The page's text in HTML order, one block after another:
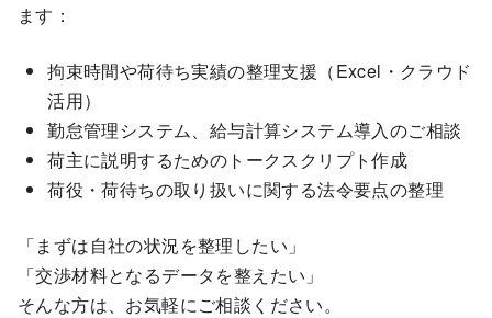
ます：
拘束時間や荷待ち実績の整理支援（Excel・クラウド
活用）
勤怠管理システム、給与計算システム導入のご相談
荷主に説明するためのトークスクリプト作成
荷役・荷待ちの取り扱いに関する法令要点の整理
「まずは自社の状況を整理したい」
「交渉材料となるデータを整えたい」
そんな方は、お気軽にご相談ください。